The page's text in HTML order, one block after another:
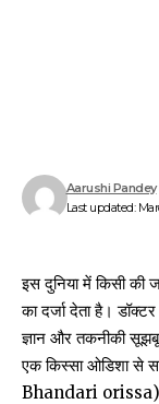
Last updated:
Aarushi Pandey
इस दुनिया में किसी की
का दर्जा देता है।
ज्ञान और तकनीकी
एक किस्सा ओडिशा से
Bhandari orissa)ने